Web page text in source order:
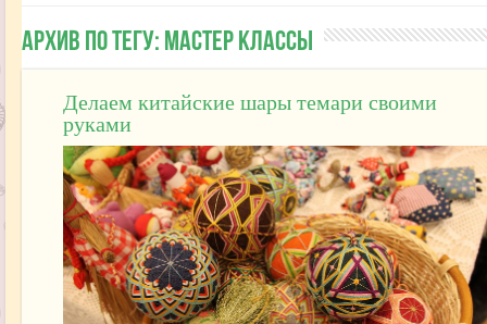
Архив по Тегу: Мастер классы
Делаем китайские шары темари своими
руками